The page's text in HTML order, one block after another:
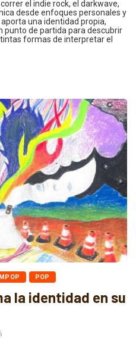
el indie rock, el darkwave,
desde enfoques personales y
una identidad propia,
punto de partida para descubrir
formas de interpretar el
POP
la identidad en su